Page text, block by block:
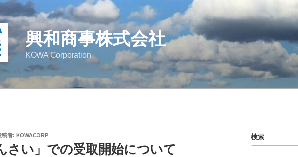
興和商事株式会社
KOWA Corporation
稿者: KOWACORP
さい」での受取開始について
検索